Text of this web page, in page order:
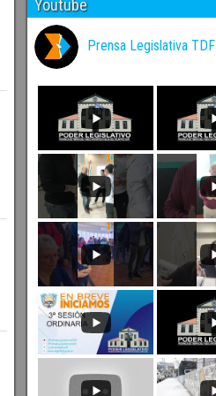
Youtube
Prensa Legislativa TDF